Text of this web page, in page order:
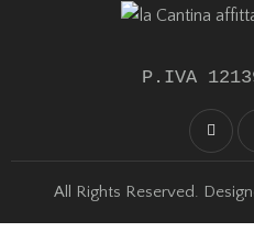
P.IVA
All Rights Reserved.